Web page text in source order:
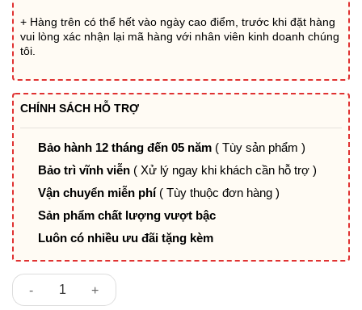
+ Hàng trên có thể hết vào ngày cao điểm, trước khi đặt hàng
vui lòng xác nhận lại mã hàng với nhân viên kinh doanh chúng
tôi.
CHÍNH SÁCH HỖ TRỢ
Bảo hành 12 tháng đến 05 năm ( Tùy sản phẩm )
Bảo trì vĩnh viễn ( Xử lý ngay khi khách cần hỗ trợ )
Vận chuyển miễn phí ( Tùy thuộc đơn hàng )
Sản phẩm chất lượng vượt bậc
Luôn có nhiều ưu đãi tặng kèm
Ghế ăn/nhà hàng LOFT chân chụm xoay số lượng